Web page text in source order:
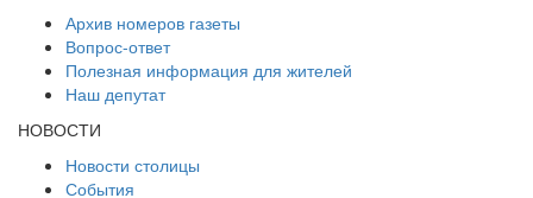
Архив номеров газеты
Вопрос-ответ
Полезная информация для жителей
Наш депутат
НОВОСТИ
Новости столицы
События